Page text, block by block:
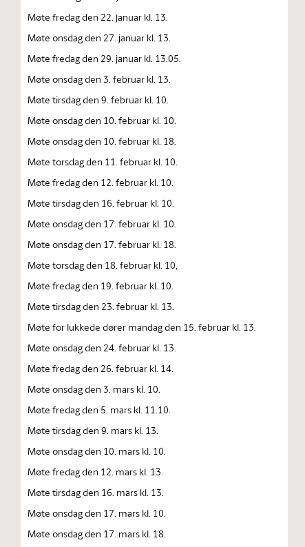
Møte fredag den 22. januar kl. 13.
Møte onsdag den 27. januar kl. 13.
Møte fredag den 29. januar kl. 13.05.
Møte onsdag den 3. februar kl. 13.
Møte tirsdag den 9. februar kl. 10.
Møte onsdag den 10. februar kl. 10.
Møte onsdag den 10. februar kl. 18.
Møte torsdag den 11. februar kl. 10.
Møte fredag den 12. februar kl. 10.
Møte tirsdag den 16. februar kl. 10.
Møte onsdag den 17. februar kl. 10.
Møte onsdag den 17. februar kl. 18.
Møte torsdag den 18. februar kl. 10,
Møte fredag den 19. februar kl. 10.
Møte tirsdag den 23. februar kl. 13.
Møte for lukkede dører mandag den 15. februar kl. 13.
Møte onsdag den 24. februar kl. 13.
Møte fredag den 26. februar kl. 14.
Møte onsdag den 3. mars kl. 10.
Møte fredag den 5. mars kl. 11.10.
Møte tirsdag den 9. mars kl. 13.
Møte onsdag den 10. mars kl. 10.
Møte fredag den 12. mars kl. 13.
Møte tirsdag den 16. mars kl. 13.
Møte onsdag den 17. mars kl. 10.
Møte onsdag den 17. mars kl. 18.